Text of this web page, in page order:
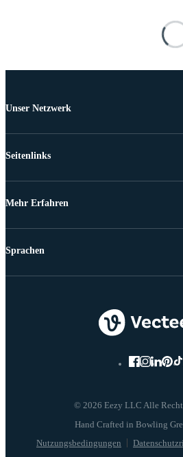
Unser Netzwerk
Seitenlinks
Mehr Erfahren
© 2026 Eezy LLC Alle
Nutzungsbedingungen
Sprachen